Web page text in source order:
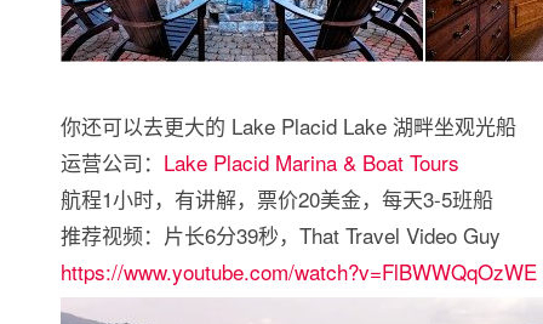
你还可以去更大的 Lake Placid Lake 湖畔坐观光船
运营公司： Lake Placid Marina & Boat Tours
航程1小时，有讲解，票价20美金，每天3-5班船
推荐视频：片长6分39秒，That Travel Video Guy
https://www.youtube.com/watch?v=FlBWWQqOzWE